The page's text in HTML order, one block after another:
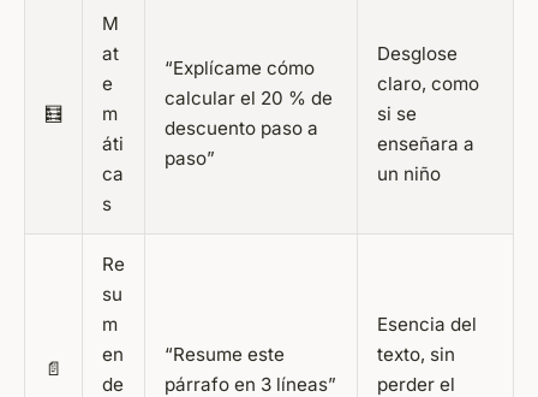
🧮
M
at
e
m
áti
ca
s
“Explícame cómo
calcular el 20 % de
descuento paso a
paso”
Desglose
claro, como
si se
enseñara a
un niño
📄
Re
su
m
en
de
“Resume este
párrafo en 3 líneas”
Esencia del
texto, sin
perder el